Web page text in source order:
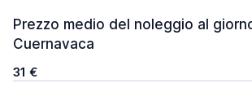
Prezzo medio del noleggio al
Cuernavaca
31 €